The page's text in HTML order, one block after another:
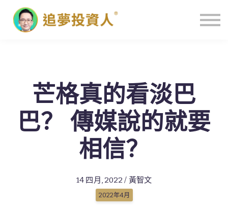
主頁
芒格真的看淡巴
巴？ 傳媒說的就要
相信？
14 四月, 2022 / 黃智文
2022年4月